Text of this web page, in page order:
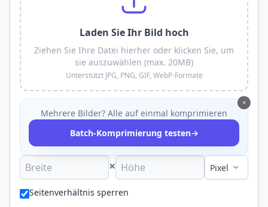
Laden Sie Ihr Bild hoch
Ziehen Sie Ihre Datei hierher oder klicken Sie, um
sie auszuwählen (max. 20MB)
Unterstützt JPG, PNG, GIF, WebP-Formate
×
Mehrere Bilder? Alle auf einmal komprimieren
Batch-Komprimierung testen→
×
Seitenverhältnis sperren